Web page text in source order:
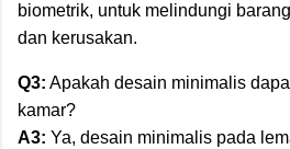
biometrik, untuk melindungi
dan kerusakan.
Q3: Apakah desain minimalis
kamar?
A3: Ya, desain minimalis pada